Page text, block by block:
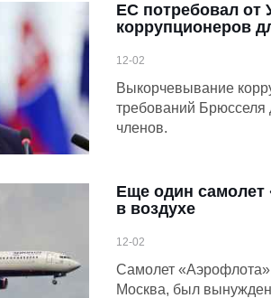
ЕС потребовал от
коррупционеров
12-02
Выкорчевывание
требований
членов.
Еще один самолет
в воздухе
12-02
Самолет
Москва, был вынужден